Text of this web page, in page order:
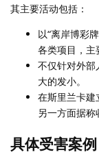
其主要活动包括：
以“离岸博彩
各类项目，主
不仅针对外部
大的发小。
在斯里兰卡建
另一方面据称
具体受害案例